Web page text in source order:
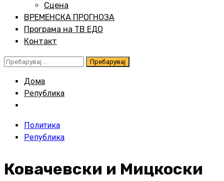
Сцена
ВРЕМЕНСКА ПРОГНОЗА
Програма на ТВ ЕДО
Контакт
Пребарувај
Дома
Република
Политика
Република
Ковачевски и Мицкоски